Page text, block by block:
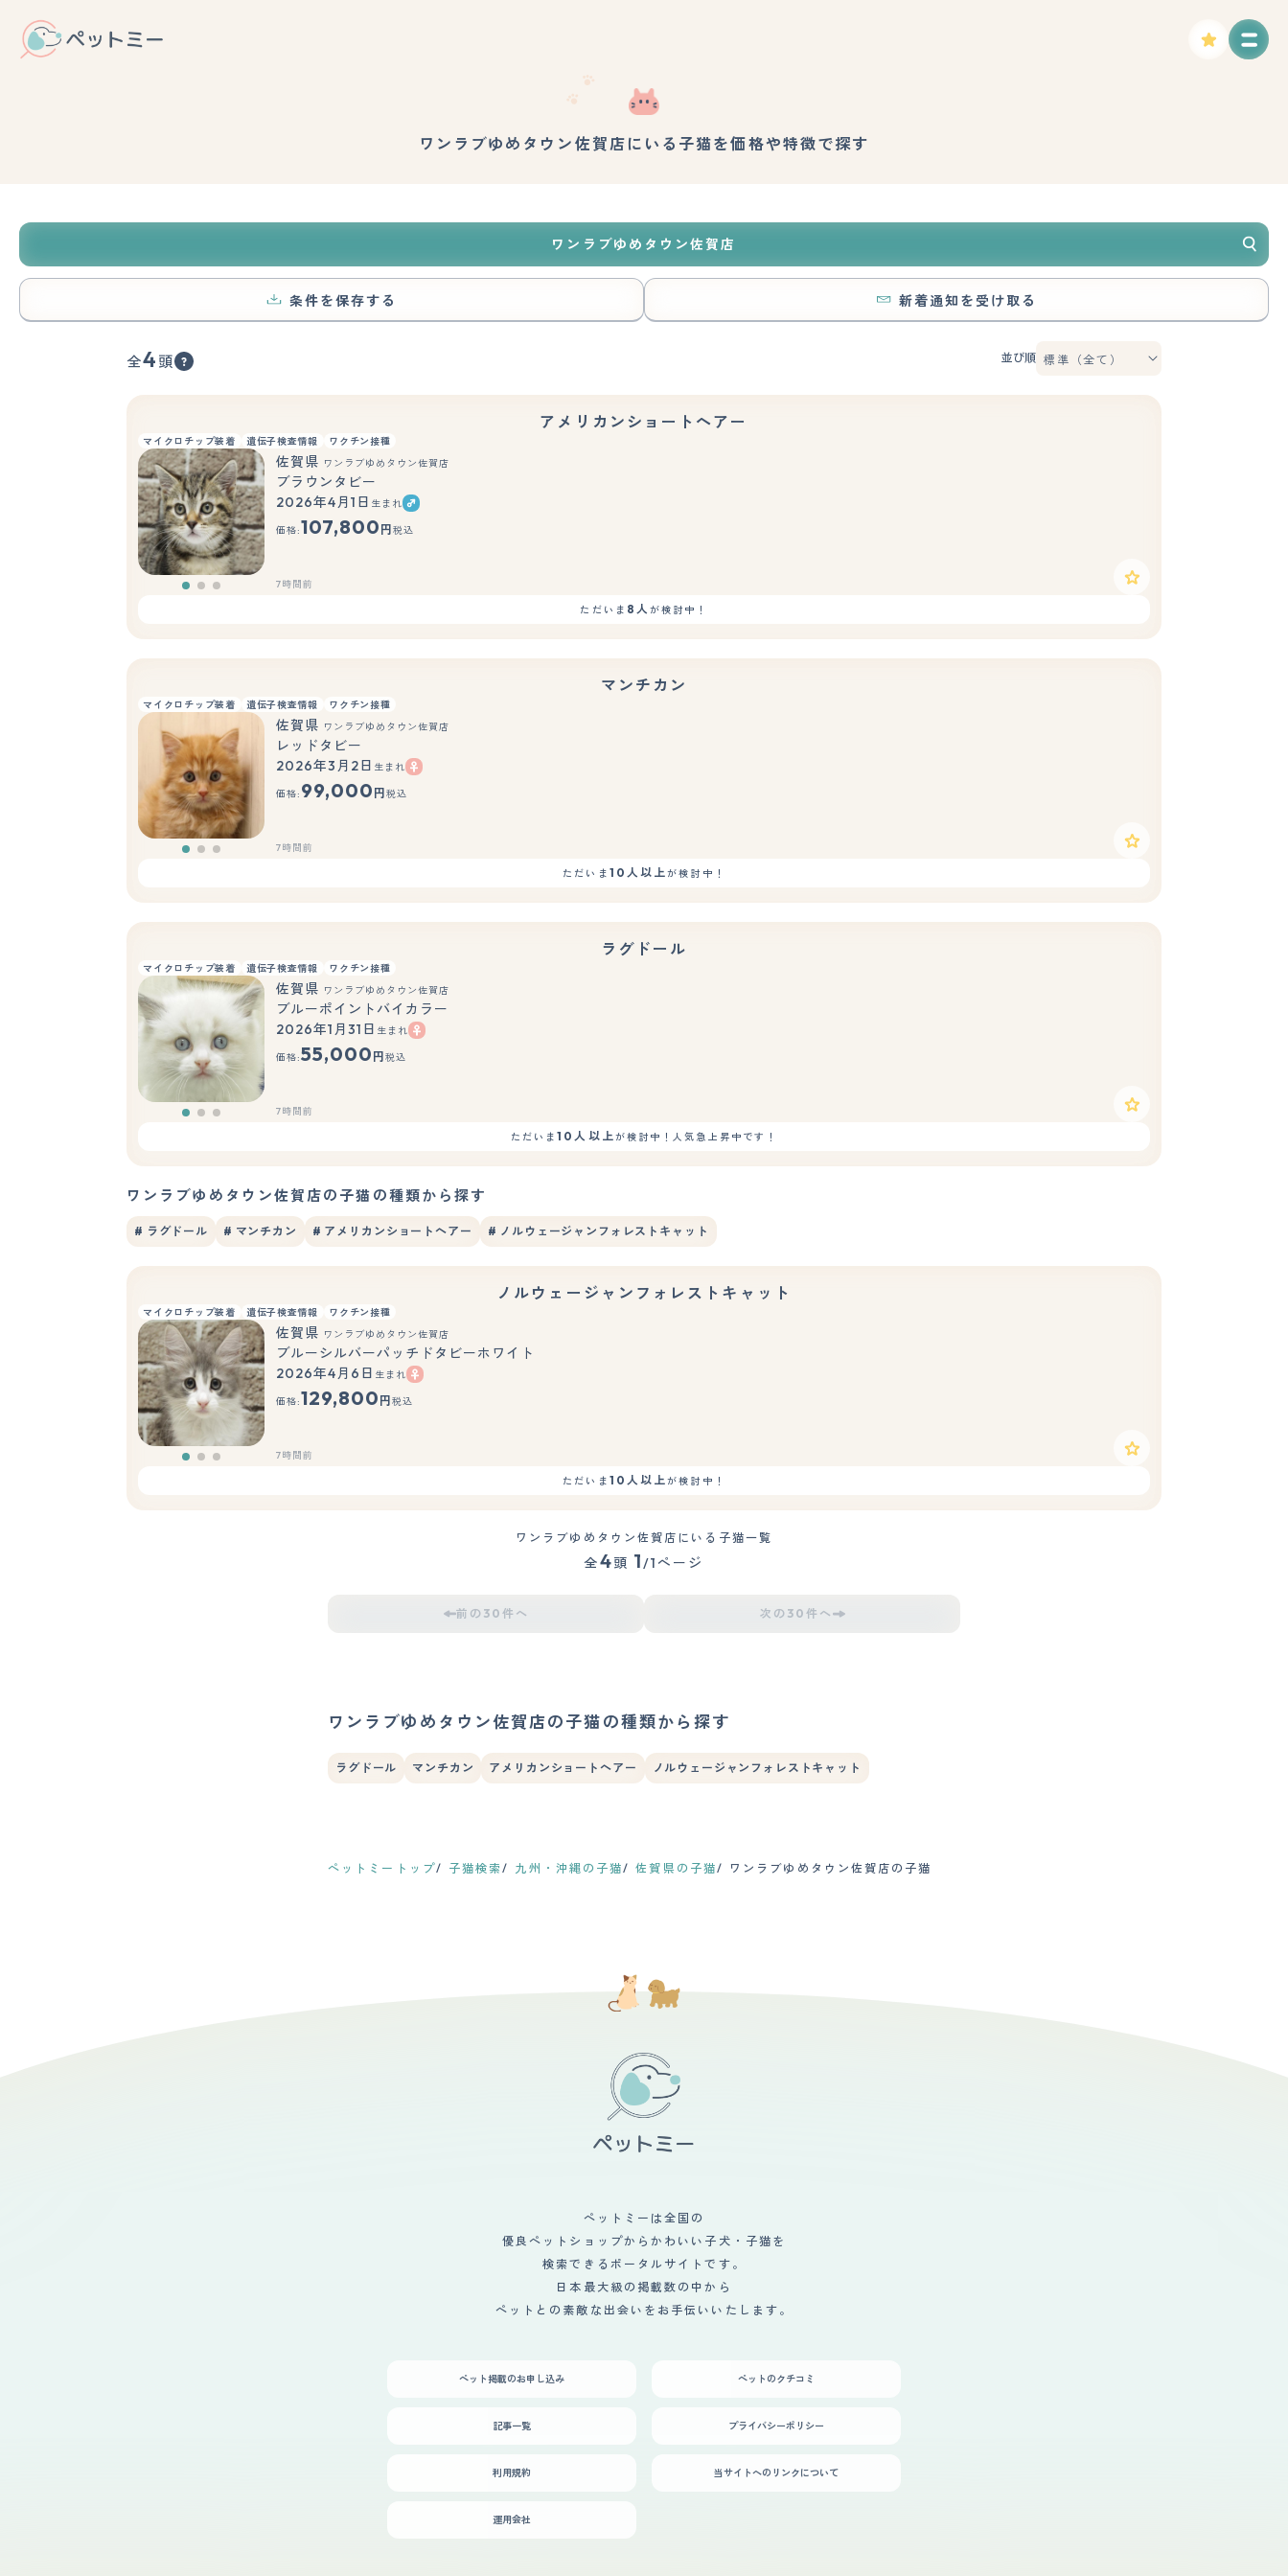
ワンラブゆめタウン佐賀店にいる子猫を価格や特徴で探す
ワンラブゆめタウン佐賀店
条件を保存する 新着通知を受け取る
全4 頭 並び順
アメリカンショートヘアー
マイクロチップ装着 遺伝子検査情報 ワクチン接種
もっと見る
佐賀県 ワンラブゆめタウン佐賀店
ブラウンタビー
2026年4月1日 生まれ
価格:107,800 円 税込
7時間前
ただいま 8人が検討中！
マンチカン
マイクロチップ装着 遺伝子検査情報 ワクチン接種
もっと見る
佐賀県 ワンラブゆめタウン佐賀店
レッドタビー
2026年3月2日 生まれ
価格: 99,000 円 税込
7時間前
ただいま 10人以上が検討中！
ラグドール
マイクロチップ装着 遺伝子検査情報 ワクチン接種
もっと見る
佐賀県 ワンラブゆめタウン佐賀店
ブルーポイントバイカラー
2026年1月31日 生まれ
価格:55,000 円 税込
7時間前
ただいま10人以上が検討中！人気急上昇中です！
ワンラブゆめタウン佐賀店の子猫の種類から探す
# ラグドール # マンチカン # アメリカンショートヘアー # ノルウェージャンフォレストキャット
ノルウェージャンフォレストキャット
マイクロチップ装着 遺伝子検査情報 ワクチン接種
もっと見る
佐賀県 ワンラブゆめタウン佐賀店
ブルーシルバーパッチドタビーホワイト
2026年4月6日 生まれ
価格:129,800 円 税込
7時間前
ただいま 10人以上が検討中！
ワンラブゆめタウン佐賀店にいる子猫一覧
全4頭 1/1ページ
前の30件へ 次の30件へ
ワンラブゆめタウン佐賀店の子猫の種類から探す
ラグドール マンチカン アメリカンショートヘアー ノルウェージャンフォレストキャット
ペットミートップ 子猫検索 九州・沖縄の子猫 佐賀県の子猫 ワンラブゆめタウン佐賀店の子猫
ペットミーは全国の
優良ペットショップからかわいい子犬・子猫を
検索できるポータルサイトです。
日本最大級の掲載数の中から
ペットとの素敵な出会いをお手伝いいたします。
ペット掲載のお申し込み ペットのクチコミ
記事一覧 プライバシーポリシー
利用規約 当サイトへのリンクについて
運用会社